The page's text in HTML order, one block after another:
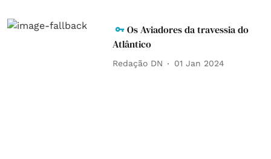
Os Aviadores da travessia do
Atlântico
Redação DN 01 Jan 2024